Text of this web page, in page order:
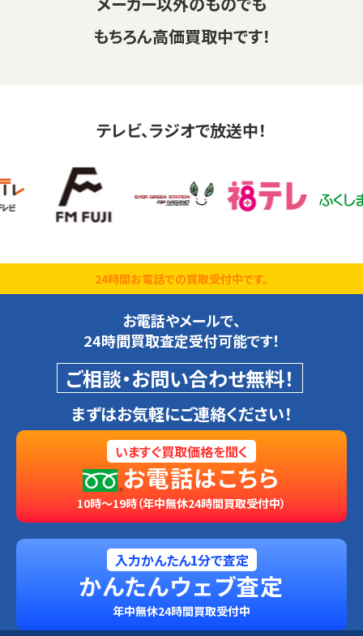
もちろん高価買取中です！
テレビ、ラジオで放送中！
24時間お電話での買取受付中です。
お電話やメールで、
24時間買取査定受付可能です！
ご相談・お問い合わせ無料！
まずはお気軽にご連絡ください！
いますぐ買取価格を聞く
お電話はこちら
10時～19時（年中無休24時間買取受付中）
入力かんたん1分で査定
かんたんウェブ査定
年中無休24時間買取受付中